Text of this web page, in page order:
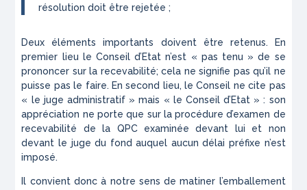
résolution doit être rejetée ;
Deux éléments importants doivent être retenus. En
premier lieu le Conseil d’Etat n’est « pas tenu » de se
prononcer sur la recevabilité; cela ne signifie pas qu’il ne
puisse pas le faire. En second lieu, le Conseil ne cite pas
« le juge administratif » mais « le Conseil d’Etat » : son
appréciation ne porte que sur la procédure d’examen de
recevabilité de la QPC examinée devant lui et non
devant le juge du fond auquel aucun délai préfixe n’est
imposé.
Il convient donc à notre sens de matiner l’emballement